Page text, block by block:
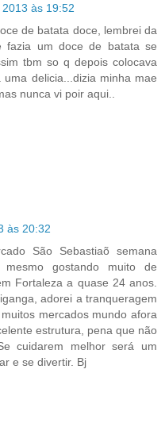
às 19:52
de batata doce, lembrei da
fazia um doce de batata se
tbm so q depois colocava
delicia...dizia minha mae
nunca vi poir aqui..
às 20:32
São Sebastiaõ semana
gostando muito de
Fortaleza a quase 24 anos.
adorei a tranqueragem
mercados mundo afora
estrutura, pena que não
cuidarem melhor será um
e se divertir. Bj